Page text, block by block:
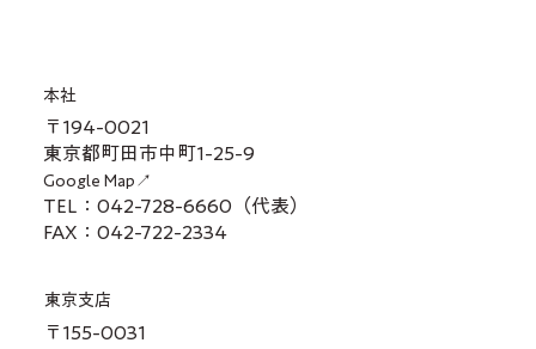
本社
〒194-0021
東京都町田市中町1-25-9
Google Map↗
TEL：042-728-6660（代表）
FAX：042-722-2334
東京支店
〒155-0031